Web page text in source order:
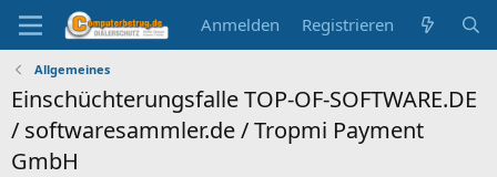
Anmelden Registrieren
Allgemeines
Einschüchterungsfalle TOP-OF-SOFTWARE.DE
/ softwaresammler.de / Tropmi Payment
GmbH